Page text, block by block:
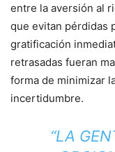
entre la aversión al
que evitan pérdidas
gratificación
retrasadas fueran
forma de minimizar
incertidumbre.
“LA